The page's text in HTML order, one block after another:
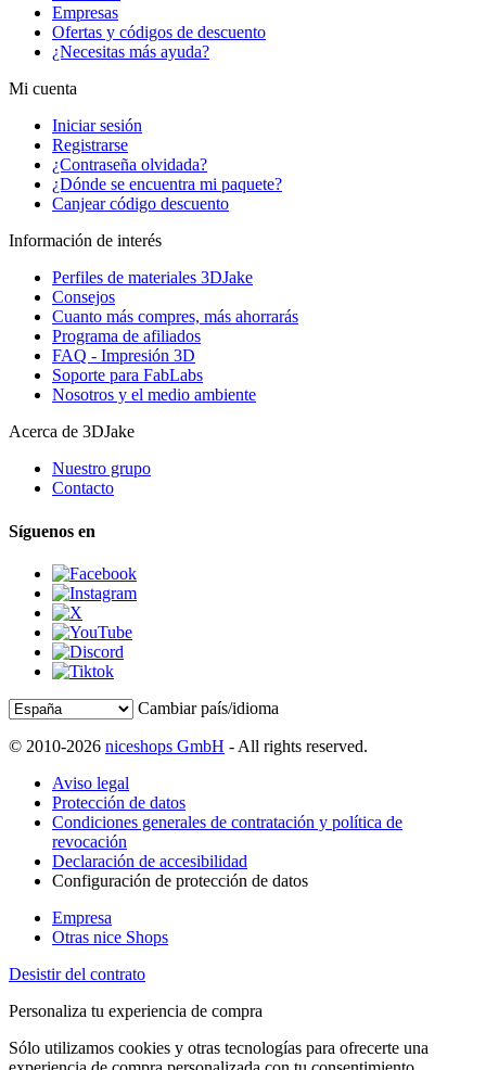
Empresas
Ofertas y códigos de descuento
¿Necesitas más ayuda?
Mi cuenta
Iniciar sesión
Registrarse
¿Contraseña olvidada?
¿Dónde se encuentra mi paquete?
Canjear código descuento
Información de interés
Perfiles de materiales 3DJake
Consejos
Cuanto más compres, más ahorrarás
Programa de afiliados
FAQ - Impresión 3D
Soporte para FabLabs
Nosotros y el medio ambiente
Acerca de 3DJake
Nuestro grupo
Contacto
Síguenos en
Cambiar país/idioma
© 2010-2026 niceshops GmbH - All rights reserved.
Aviso legal
Protección de datos
Condiciones generales de contratación y política de
revocación
Declaración de accesibilidad
Configuración de protección de datos
Empresa
Otras nice Shops
Desistir del contrato
Personaliza tu experiencia de compra
Sólo utilizamos cookies y otras tecnologías para ofrecerte una